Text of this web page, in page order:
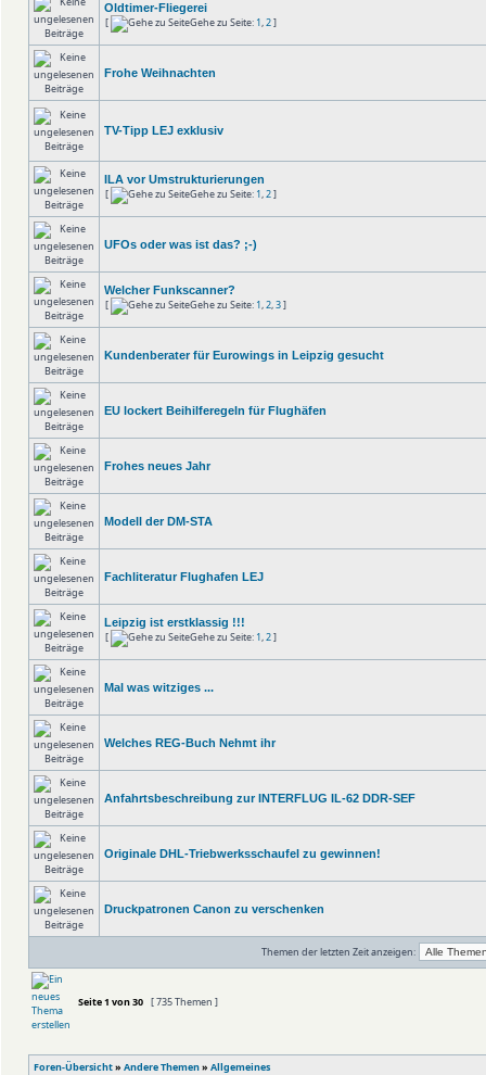
Oldtimer-Fliegerei
[ Gehe zu Seite: 1,2]
Frohe Weihnachten
TV-Tipp LEJ exklusiv
ILA vor Umstrukturierungen
[ Gehe zu Seite: 1,2]
UFOs oder was ist das? ;-)
Welcher Funkscanner?
[ Gehe zu Seite: 1,2,3]
Kundenberater für Eurowings in Leipzig gesucht
EU lockert Beihilferegeln für Flughäfen
Frohes neues Jahr
Modell der DM-STA
Fachliteratur Flughafen LEJ
Leipzig ist erstklassig !!!
[ Gehe zu Seite: 1,2]
Mal was witziges ...
Welches REG-Buch Nehmt ihr
Anfahrtsbeschreibung zur INTERFLUG IL-62 DDR-SEF
Originale DHL-Triebwerksschaufel zu gewinnen!
Druckpatronen Canon zu verschenken
Themen der letzten Zeit anzeigen:
Seite1 von30 [ 735 Themen ]
Foren-Übersicht» Andere Themen» Allgemeines